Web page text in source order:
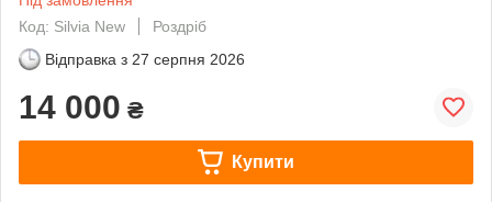
Код: Silvia New
Роздріб
Відправка з 27 серпня 2026
14 000 ₴
Купити